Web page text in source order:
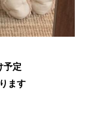
予定
ます